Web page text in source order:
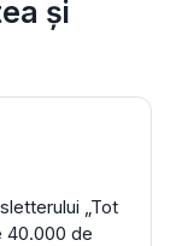
și
„Tot
40.000 de